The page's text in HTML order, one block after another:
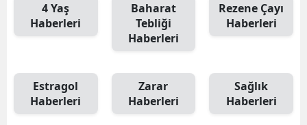
4 Yaş
Haberleri
Baharat
Tebliği
Haberleri
Rezene Çayı
Haberleri
Estragol
Haberleri
Zarar
Haberleri
Sağlık
Haberleri